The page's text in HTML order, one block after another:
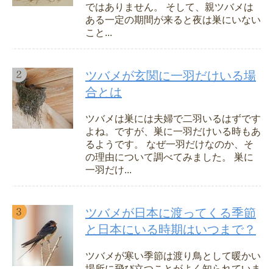
ではありません。 そして、親ツバメは
ある一定の期間が来ると夜は巣にいない
こと...
ツバメが玄関に一羽だけいる場
合とは
ツバメは巣には夫婦で二羽いるはずです
よね。ですが、巣に一羽だけいる時もあ
るようです。 なぜ一羽だけなのか、そ
の理由について調べてみました。 巣に
一羽だけ...
ツバメが日本に渡ってくる季節
と日本にいる時期はいつまで？
ツバメが寒い季節は渡り鳥として暖かい